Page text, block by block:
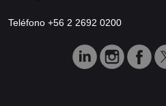
Teléfono +56 2 2692 0200